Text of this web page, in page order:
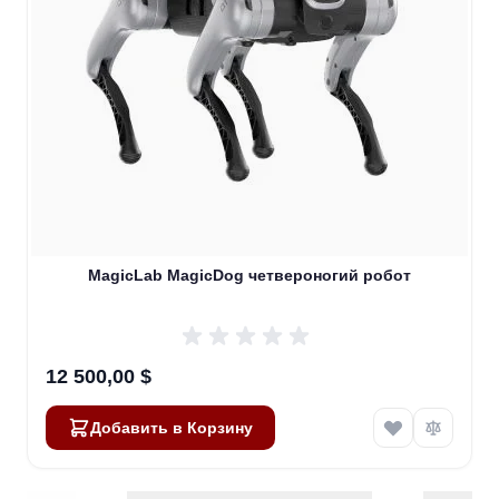
MagicLab MagicDog четвероногий робот
12 500,00 $
Добавить в Корзину